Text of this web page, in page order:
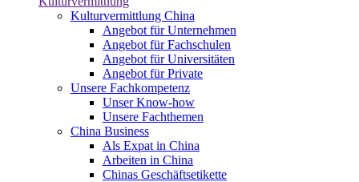
Kulturvermittlung China
Angebot für Unternehmen
Angebot für Fachschulen
Angebot für Universitäten
Angebot für Private
Unsere Fachkompetenz
Unser Know-how
Unsere Fachthemen
China Business
Als Expat in China
Arbeiten in China
Chinas Geschäftsetikette